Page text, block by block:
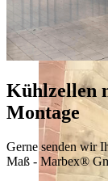
Kühlzellen
Montage
Gerne senden wir
Maß - Marbex®